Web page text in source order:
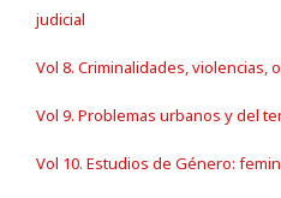
judicial
Vol 8. Criminalidades,
Vol 9. Problemas urbanos y del
Vol 10. Estudios de Género: